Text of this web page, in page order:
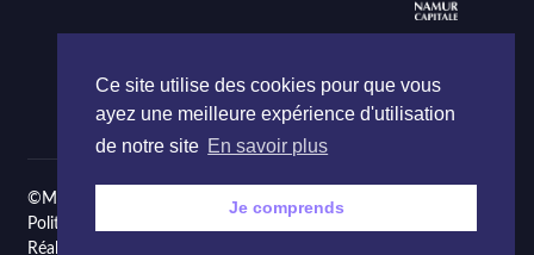
©Maison de la Poésie et de la Langue française Namur
Politique de confidentialité
Réalisé par
Ce site utilise des cookies pour que vous
ayez une meilleure expérience d'utilisation
de notre site En savoir plus
Je comprends